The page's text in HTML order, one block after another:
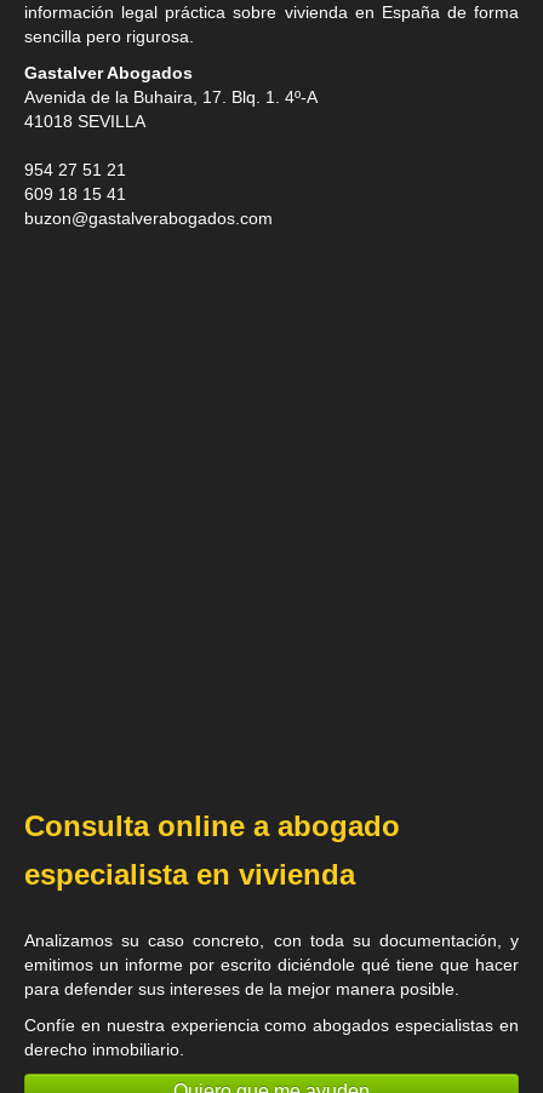
información legal práctica sobre vivienda en España de forma
sencilla pero rigurosa.
Gastalver Abogados
Avenida de la Buhaira, 17. Blq. 1. 4º-A
41018 SEVILLA
954 27 51 21
609 18 15 41
buzon@gastalverabogados.com
Consulta online a abogado
especialista en vivienda
Analizamos su caso concreto, con toda su documentación, y
emitimos un informe por escrito diciéndole qué tiene que hacer
para defender sus intereses de la mejor manera posible.
Confíe en nuestra experiencia comoabogados especialistas en
derecho inmobiliario